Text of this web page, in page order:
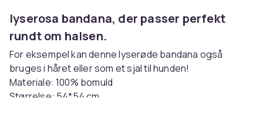
lyserosa bandana, der passer perfekt
rundt om halsen.
For eksempel kan denne lyserøde bandana også
bruges i håret eller som et sjal til hunden!
Materiale: 100% bomuld
Størrelse: 54*54 cm